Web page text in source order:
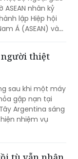
Á (ASEAN) và
gia ASEAN.
người thiệt
sau khi một máy
Argentina sáng
nhiệm vụ
tù vẫn nhận